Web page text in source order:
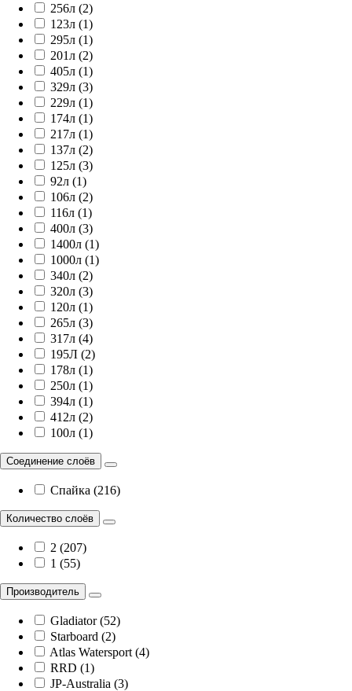
256л (2)
123л (1)
295л (1)
201л (2)
405л (1)
329л (3)
229л (1)
174л (1)
217л (1)
137л (2)
125л (3)
92л (1)
106л (2)
116л (1)
400л (3)
1400л (1)
1000л (1)
340л (2)
320л (3)
120л (1)
265л (3)
317л (4)
195Л (2)
178л (1)
250л (1)
394л (1)
412л (2)
100л (1)
Соединение слоёв
Спайка (216)
Количество слоёв
2 (207)
1 (55)
Производитель
Gladiator (52)
Starboard (2)
Atlas Watersport (4)
RRD (1)
JP-Australia (3)